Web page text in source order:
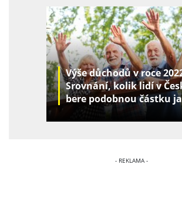
Výše důchodů v roce
Srovnání, kolik lidí v
bere podobnou částku